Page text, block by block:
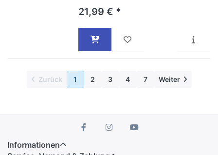
21,99 € *
Zurück 1 2 3 4 7 Weiter
Informationen